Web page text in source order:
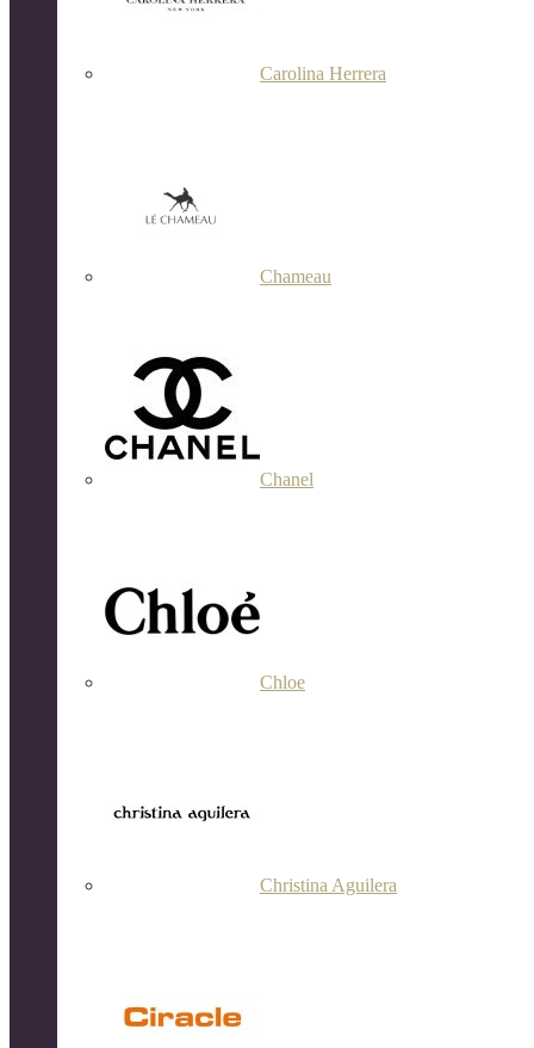
Carolina Herrera
Chameau
Chanel
Chloe
Christina Aguilera